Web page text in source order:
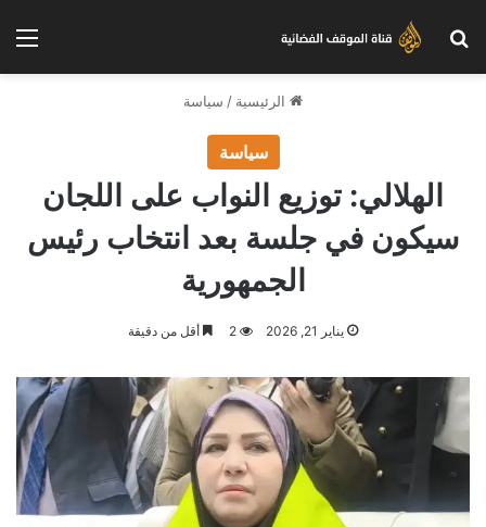
بحث عن
الرئيسية / سياسة
سياسة
الهلالي: توزيع النواب على اللجان
سيكون في جلسة بعد انتخاب رئيس
الجمهورية
يناير 21, 2026 2 أقل من دقيقة